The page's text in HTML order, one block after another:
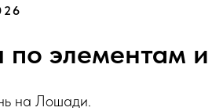
элементам
на Лошади.